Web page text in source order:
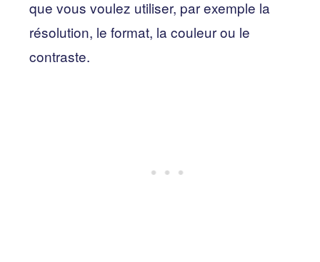
que vous voulez utiliser, par exemple la
résolution, le format, la couleur ou le
contraste.